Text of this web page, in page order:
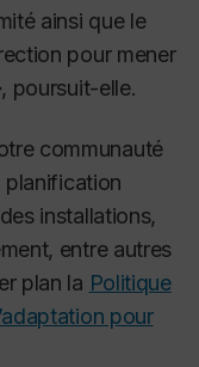
ainsi que le
pour mener
poursuit-elle.
communauté
planification
installations,
entre autres
plan la Politique
pour